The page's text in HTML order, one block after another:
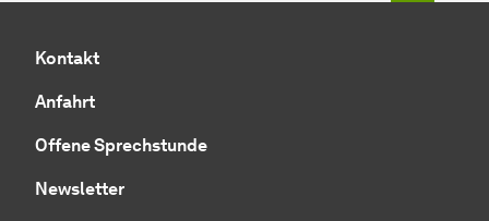
Kontakt
Anfahrt
Offene Sprechstunde
Newsletter